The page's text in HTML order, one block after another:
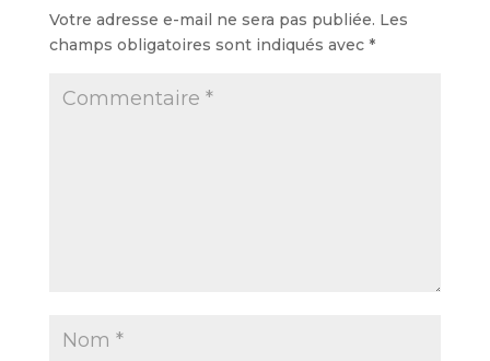
Votre adresse e-mail ne sera pas publiée. Les
champs obligatoires sont indiqués avec *